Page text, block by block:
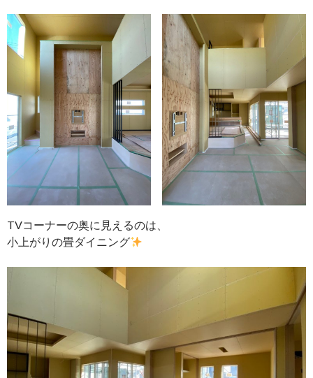
TVコーナーの奥に見えるのは、
小上がりの畳ダイニング